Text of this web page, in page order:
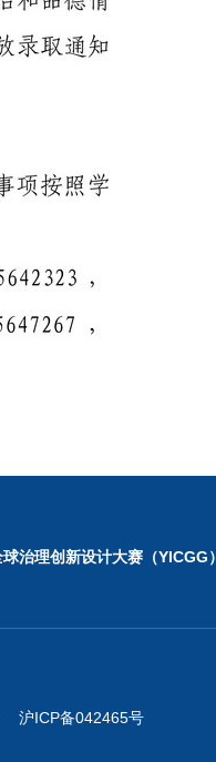
治理创新设计大赛（YICGG）
沪ICP备042465号